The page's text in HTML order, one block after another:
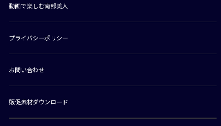
動画で楽しむ南部美人
プライバシーポリシー
お問い合わせ
販促素材ダウンロード